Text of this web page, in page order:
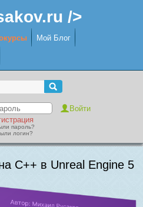
/>
Мой Блог
пароль?
логин?
C++ в Unreal Engine 5